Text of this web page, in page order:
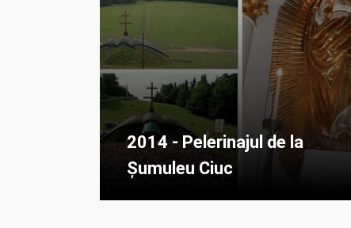
2014 - Pelerinajul de la
Șumuleu Ciuc